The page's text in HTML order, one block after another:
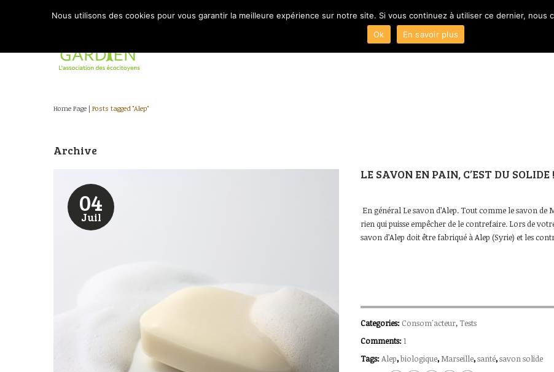
ACCUEIL
Home Page | Posts tagged "Alep"
Archive
04
Juil
LE SAVON EN PAIN, C’EST DU SOLIDE !
En général Le savon d’Alep. Tout comme le savon de
rien qui puisse empêcher de le contrefaire. Lors de
savon d’Alep doit être fabriqué à Alep (Syrie) et les
Categories: Consom'acteur, Tests
Comments:1
Tags:Alep,biologique, Marseille,santé,savon solide
Nous utilisons des cookies pour vous garantir la meilleure expérience sur notre site. Si vous continuez à utiliser ce dernier,
Ok
En savoir plus